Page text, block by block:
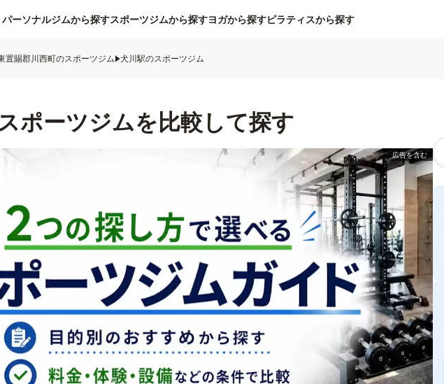
パーソナルジムから探すスポーツジムから探すヨガから探すピラティスから探す
置賜郡川西町のスポーツジム 犬川駅のスポーツジム
ポーツジムを比較して探す